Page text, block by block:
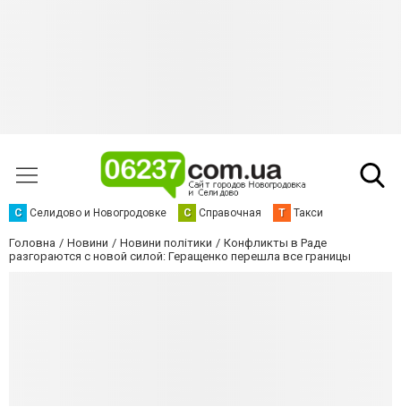
С Селидово и Новогродовке С Справочная Т Такси
Головна Новини Новини політики
Конфликты в Раде
разгораются с новой силой: Геращенко перешла все границы